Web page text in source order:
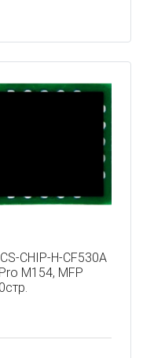
CHIP-H-CF530A
M154, MFP